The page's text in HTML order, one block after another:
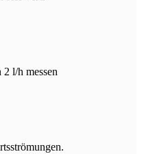
l/h messen